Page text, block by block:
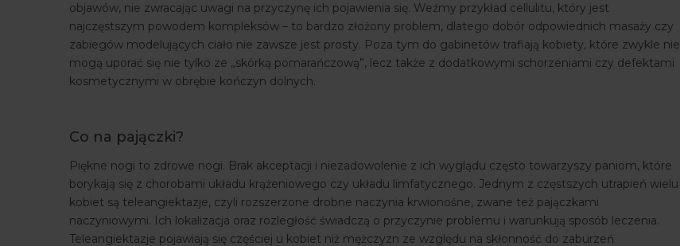
objawów, nie zwracając uwagi na przyczynę ich pojawienia się. Weźmy przykład cellulitu, który jest
najczęstszym powodem kompleksów – to bardzo złożony problem, dlatego dobór odpowiednich masaży czy
zabiegów modelujących ciało nie zawsze jest prosty. Poza tym do gabinetów trafiają kobiety, które zwykle nie
mogą uporać się nie tylko ze „skórką pomarańczową”, lecz także z dodatkowymi schorzeniami czy defektami
kosmetycznymi w obrębie kończyn dolnych.
Co na pajączki?
Piękne nogi to zdrowe nogi. Brak akceptacji i niezadowolenie z ich wyglądu często towarzyszy paniom, które
borykają się z chorobami układu krążeniowego czy układu limfatycznego. Jednym z częstszych utrapień wielu
kobiet są teleangiektazje, czyli rozszerzone drobne naczynia krwionośne, zwane też pajączkami
naczyniowymi. Ich lokalizacja oraz rozległość świadczą o przyczynie problemu i warunkują sposób leczenia.
Teleangiektazje pojawiają się częściej u kobiet niż mężczyzn ze względu na skłonność do zaburzeń